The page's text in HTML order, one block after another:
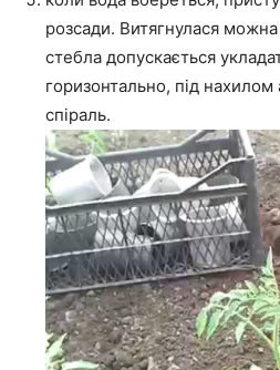
розсади. Витягнулася
стебла допускається
горизонтально, під нахилом
спіраль.